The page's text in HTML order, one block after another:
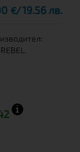
€ 19.56 лв.